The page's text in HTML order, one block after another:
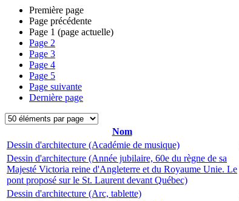
Première page
Page précédente
Page 1 (page actuelle)
Page 2
Page 3
Page 4
Page 5
Page suivante
Dernière page
Nom
Dessin d'architecture (Académie de musique)
Dessin d'architecture (Année jubilaire, 60e du règne de sa
Majesté Victoria reine d'Angleterre et du Royaume Unie. Le
pont proposé sur le St. Laurent devant Québec)
Dessin d'architecture (Arc, tablette)